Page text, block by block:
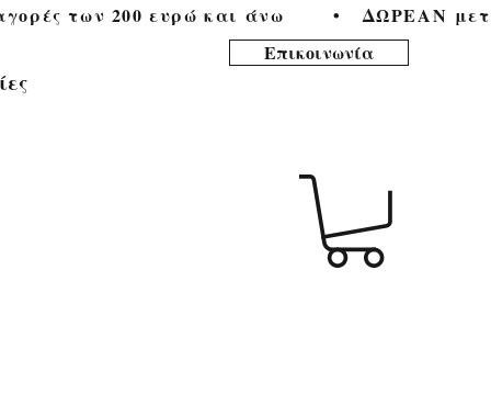
των 200 ευρώ και άνω        •
Επικοινωνία